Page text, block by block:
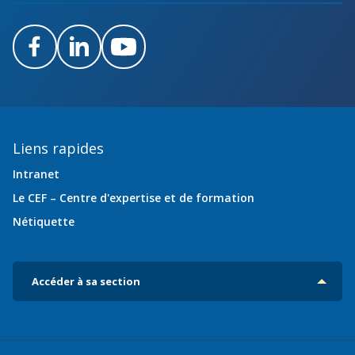
FacebookLinkedInYoutube
Liens rapides
Intranet
Le CEF – Centre d'expertise et de formation
Nétiquette
Accéder à sa section